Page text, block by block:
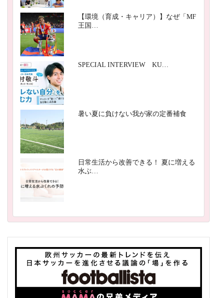
【環境（育成・キャリア）】なぜ「MF
王国…
SPECIAL INTERVIEW KU…
暑い夏に負けない我が家の定番補食
日常生活から改善できる！ 夏に増える
水ぶ…